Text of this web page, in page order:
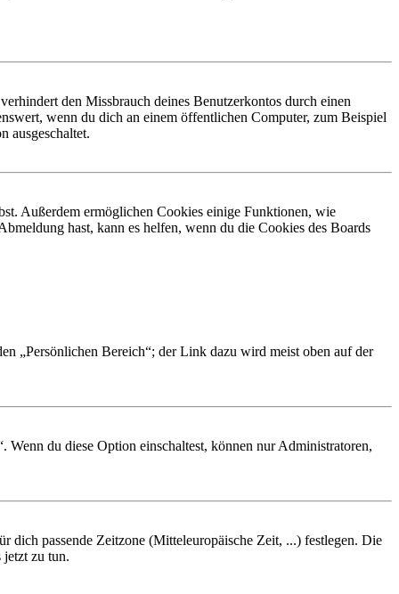
den Missbrauch deines Benutzerkontos durch einen
wenn du dich an einem öffentlichen Computer, zum Beispiel
ausgeschaltet.
Außerdem ermöglichen Cookies einige Funktionen, wie
hast, kann es helfen, wenn du die Cookies des Boards
„Persönlichen Bereich“; der Link dazu wird meist oben auf der
du diese Option einschaltest, können nur Administratoren,
dich passende Zeitzone (Mitteleuropäische Zeit, ...) festlegen. Die
jetzt zu tun.